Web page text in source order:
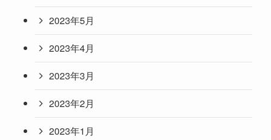
2023年5月
2023年4月
2023年3月
2023年2月
2023年1月